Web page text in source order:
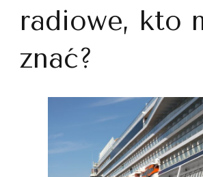
radiowe, kto
znać?